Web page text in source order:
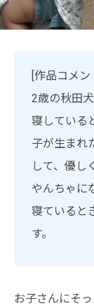
[作品コメ
2歳の秋田
寝している
子が生まれ
して、優し
やんちゃに
寝ていると
す。
お子さんにそ